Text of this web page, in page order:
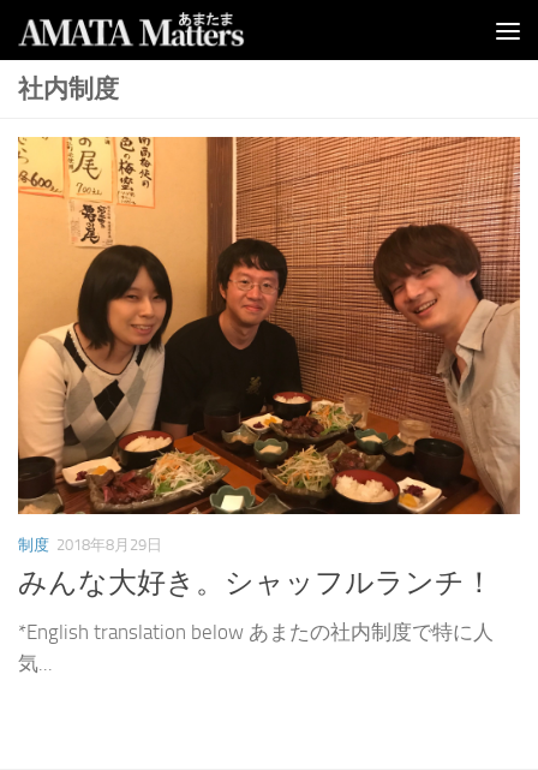
コンテンツへスキップ
社内制度
制度 2018年8月29日
みんな大好き。シャッフルランチ！
*English translation below あまたの社内制度で特に人
気...